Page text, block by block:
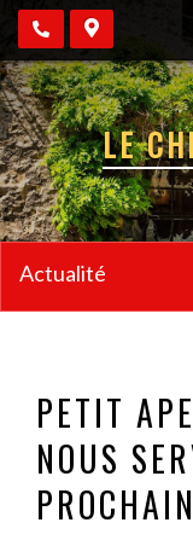
LE
Actualité
PETIT
NOUS